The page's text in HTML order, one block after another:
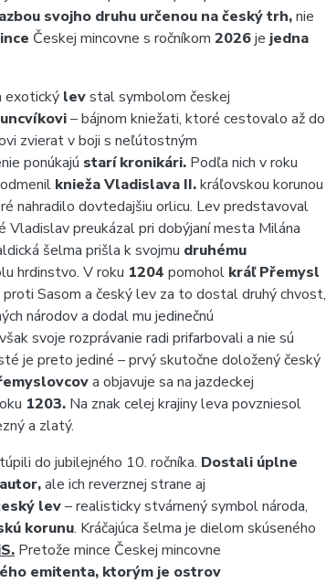
svojho druhu určenou na český trh,nie
Českej mincovne s ročníkom 2026je jedna
exotický levstal symbolom českej
– bájnom kniežati, ktoré cestovalo až do
zvierat v boji s neľútostným
ponúkajú starí kronikári. Podľa nich v roku
knieža Vladislava II.kráľovskou korunou
nahradilo dovtedajšiu orlicu. Lev predstavoval
Vladislav preukázal pri dobýjaní mesta Milána
šelma prišla k svojmu druhému
hrdinstvo. V roku 1204 pomohol kráľ Přemysl
proti Sasom a český lev za to dostal druhý chvost,
národov a dodal mu jedinečnú
svoje rozprávanie radi prifarbovali a nie sú
je preto jediné – prvý skutočne doložený český
a objavuje sa na jazdeckej
1203. Na znak celej krajiny leva povzniesol
a zlatý.
do jubilejného 10. ročníka. Dostali úplne
ale ich reverznej strane aj
lev– realisticky stvárnený symbol národa,
korunu. Kráčajúca šelma je dielom skúseného
Pretože mince Českej mincovne
emitenta, ktorým je ostrov